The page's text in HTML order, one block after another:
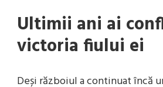
Ultimii ani ai
victoria fiului ei
Deși războiul a continuat încă